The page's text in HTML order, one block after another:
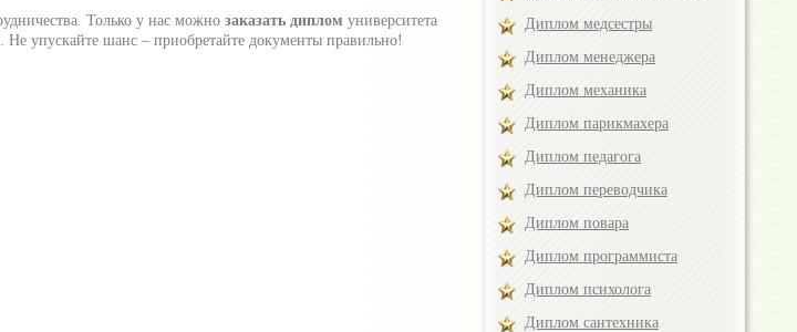
Только у нас можно заказать диплом университета
Не упускайте шанс – приобретайте документы правильно!
Диплом медсестры
Диплом менеджера
Диплом механика
Диплом парикмахера
Диплом педагога
Диплом переводчика
Диплом повара
Диплом программиста
Диплом психолога
Диплом сантехника